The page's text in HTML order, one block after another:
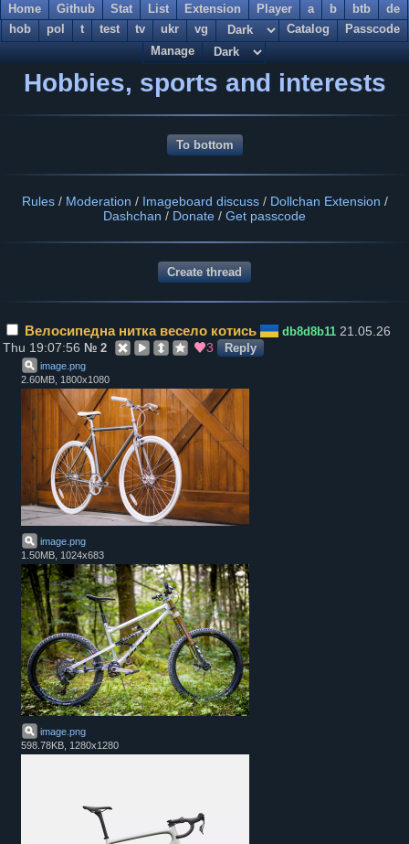
Home Github Stat List Extension Player a b btb
de
hob
pol t test tv ukr vg Catalog
Passcode
Manage
Hobbies, sports and interests
To bottom
Rules/ Moderation / Imageboard discuss/ Dollchan Extension /
Dashchan / Donate / Get passcode
Велосипедна нитка весело котись db8d8b11 21.05.26
Thu 19:07:56 № 2 3 Reply
image png
2.60MB, 1800x1080
image png
1.50MB, 1024x683
image png
598.78KB, 1280x1280